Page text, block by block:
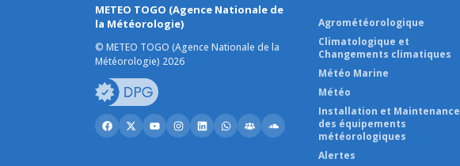
METEO TOGO (Agence Nationale de
la Météorologie)
© METEO TOGO (Agence Nationale de la
Météorologie) 2026
Agrométéorologique
Climatologique et
Changements climatiques
Météo Marine
Météo
Installation et Maintenance
des équipements
météorologiques
Alertes